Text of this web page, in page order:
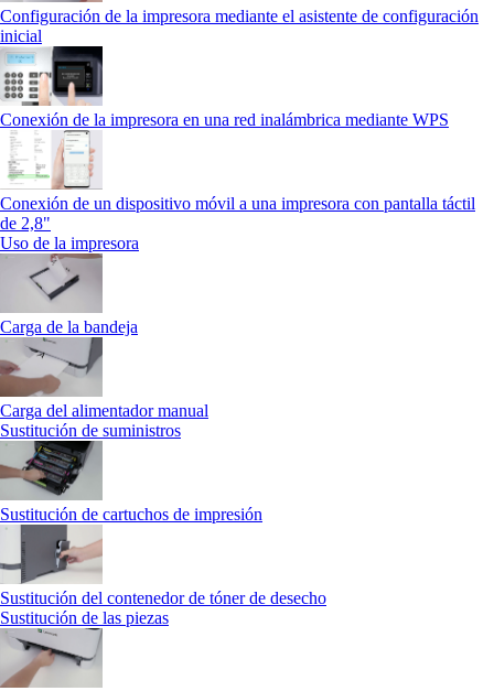
Configuración de la impresora mediante el asistente de configuración
inicial
Conexión de la impresora en una red inalámbrica mediante WPS
Conexión de un dispositivo móvil a una impresora con pantalla táctil
de 2,8"
Uso de la impresora
Carga de la bandeja
Carga del alimentador manual
Sustitución de suministros
Sustitución de cartuchos de impresión
Sustitución del contenedor de tóner de desecho
Sustitución de las piezas